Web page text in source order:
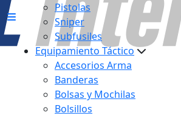
Pistolas
Sniper
Subfusiles
Equipamiento Táctico
Accesorios Arma
Banderas
Bolsas y Mochilas
Bolsillos